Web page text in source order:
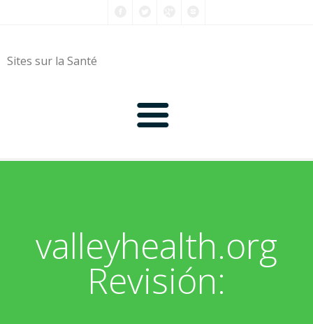
Sites sur la Santé
0-9
C
valleyhealth.org
Revisión: